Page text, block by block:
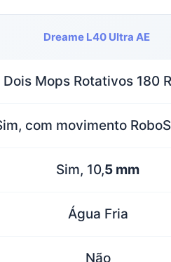
Dreame L40 Ultra AE
Dois Mops Rotativos 180
com movimento
Sim, 10,5 mm
Água Fria
Não